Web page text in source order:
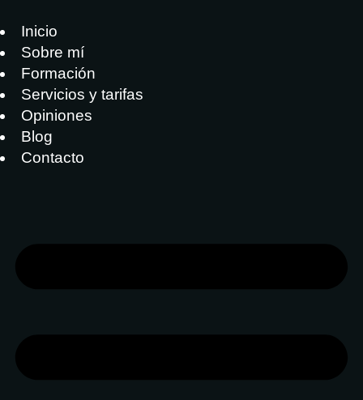
Inicio
Sobre mí
Formación
Servicios y tarifas
Opiniones
Blog
Contacto